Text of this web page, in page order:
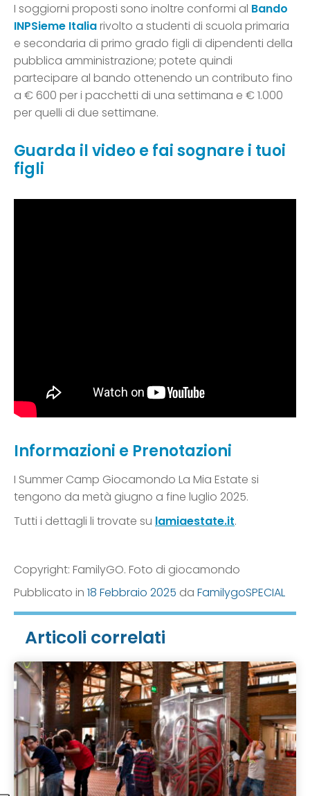
I soggiorni proposti sono inoltre conformi al Bando
INPSieme Italiarivolto a studenti di scuola primaria
e secondaria di primo grado figli di dipendenti della
pubblica amministrazione; potete quindi
partecipare al bando ottenendo un contributo fino
a € 600 per i pacchetti di una settimana e € 1.000
per quelli di due settimane.
Guarda il video e fai sognare i tuoi
figli
Informazioni e Prenotazioni
I Summer Camp Giocamondo La Mia Estate si
tengono da metà giugno a fine luglio 2025.
Tutti i dettagli li trovate su lamiaestate.it.
Copyright: FamilyGO. Foto di giocamondo
Pubblicato in 18 Febbraio 2025 da FamilygoSPECIAL
Articoli correlati